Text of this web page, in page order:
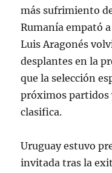
más sufrimiento
Rumanía empató
Luis Aragonés
desplantes en la
que la selección
próximos partidos
clasifica.
Uruguay estuvo
invitada tras la